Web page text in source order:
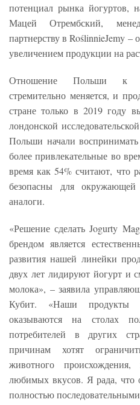
потенциал рынка йогуртов,
Мацей Отрембский,
партнерству в RoślinnieJemy
увеличением продукции на
Отношение Польши к
стремительно меняется, и
стране только в 2019 году
лондонской
Польши начали
более привлекательные во
время как 54% считают, что
безопасны для
аналоги.
«Решение сделать Jogurty
брендом является
развития нашей линейки
двух лет лидируют йогурт и
молока», – заявила
Кубит. «Наши продукты
оказываются на столах
потребителей в других
причинам хотят
животного
любимых вкусов. Я рада, что
полностью